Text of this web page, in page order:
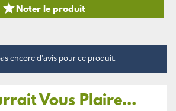
Noter le produit
encore d'avis pour ce produit.
Vous Plaire...